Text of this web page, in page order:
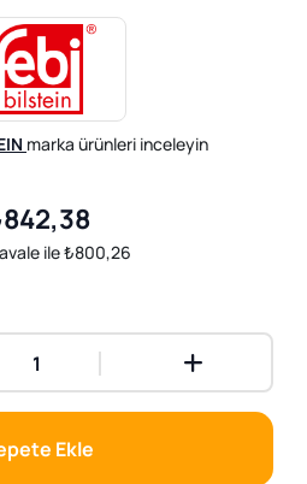
marka ürünleri inceleyin
ile ₺800,26
Ekle